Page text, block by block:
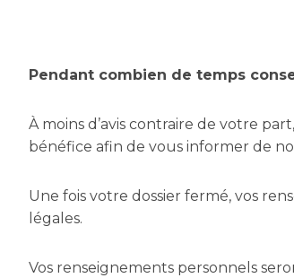
Pendant combien de temps
À moins d’avis contraire de votre
bénéfice afin de vous informer de
Une fois votre dossier fermé, vos
légales.
Vos renseignements personnels